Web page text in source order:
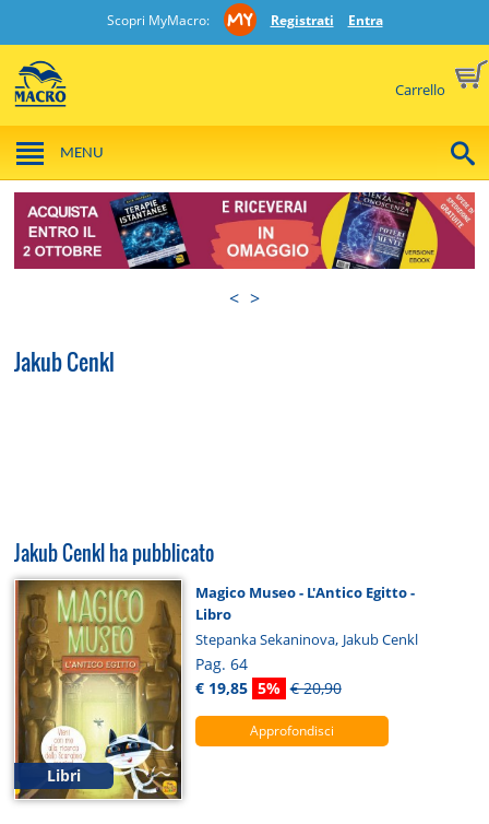
Scopri MyMacro: Registrati Entra
Carrello
MENU
< >
Jakub Cenkl
Jakub Cenkl ha pubblicato
Libri
Magico Museo - L'Antico Egitto -
Libro
Stepanka Sekaninova, Jakub Cenkl
Pag. 64
€ 19,85 5% € 20,90
Approfondisci